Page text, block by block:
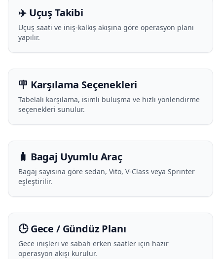
✈️ Uçuş Takibi
Uçuş saati ve iniş-kalkış akışına göre operasyon planı
yapılır.
🪧 Karşılama Seçenekleri
Tabelalı karşılama, isimli buluşma ve hızlı yönlendirme
seçenekleri sunulur.
🧳 Bagaj Uyumlu Araç
Bagaj sayısına göre sedan, Vito, V-Class veya Sprinter
eşleştirilir.
🕒 Gece / Gündüz Planı
Gece inişleri ve sabah erken saatler için hazır
operasyon akışı kurulur.